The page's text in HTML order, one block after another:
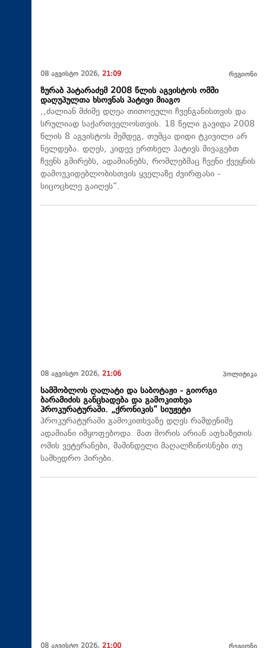
08 აგვისტო 2026, 21:09 რეგიონი
ზურაბ პატარაძემ 2008 წლის აგვისტოს ომში
დაღუპულთა ხსოვნას პატივი მიაგო
,,ძალიან მძიმე დღეა თითოეული ჩვენგანისთვის და
სრულიად საქართველოსთვის. 18 წელი გავიდა 2008
წლის 8 აგვისტოს შემდეგ, თუმცა დიდი ტკივილი არ
ნელდება. დღეს, კიდევ ერთხელ პატივს მივაგებთ
ჩვენს გმირებს, ადამიანებს, რომლებმაც ჩვენი ქვეყნის
დამოუკიდებლობისთვის ყველაზე ძვირფასი -
სიცოცხლე გაიღეს“.
08 აგვისტო 2026, 21:06 პოლიტიკა
სამშობლოს ღალატი და საბოტაჟი - გიორგი
ბარამიძის განცხადება და გამოკითხვა
პროკურატურაში. „ქრონიკის“ სიუჟეტი
პროკურატურაში გამოკითხვაზე დღეს რამდენიმე
ადამიანი იმყოფებოდა. მათ შორის არიან აფხაზეთის
ომის ვეტერანები, მაშინდელი მაღალჩინოსნები თუ
სამხედრო პირები.